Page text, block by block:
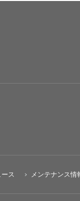
ース メンテナンス情